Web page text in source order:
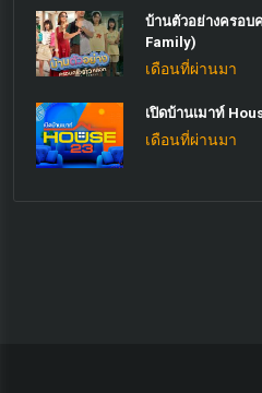
บ้านตัวอย่างครอบ
Family)
เดือนที่ผ่านมา
เปิดบ้านเมาท์
เดือนที่ผ่านมา